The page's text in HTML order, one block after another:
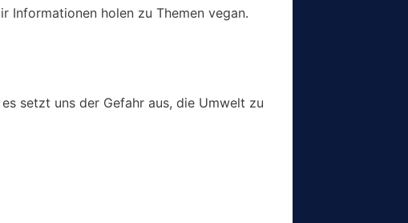
Informationen holen zu Themen vegan.
setzt uns der Gefahr aus, die Umwelt zu